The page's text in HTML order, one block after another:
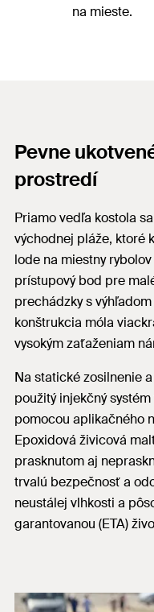
na mieste.
Pevne
prostredí
Priamo vedľa kostola
východnej pláže, ktoré
lode na miestny
prístupový bod pre
prechádzky s
konštrukcia móla
vysokým zaťaženiam
Na statické zosilnenie
použitý injekčný
pomocou aplikačného
Epoxidová živicová
prasknutom aj
trvalú bezpečnosť a
neustálej vlhkosti a
garantovanou (ETA)